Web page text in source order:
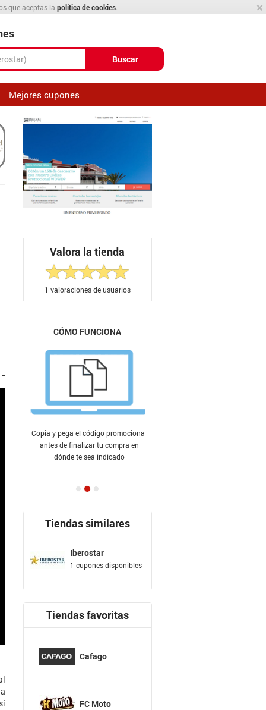
×
que aceptas la política de cookies
Buscar
Mejores cupones
Valora la tienda
1 valoraciones de usuarios
CÓMO FUNCIONA
Copia y pega el código promocional
antes de finalizar tu compra en
dónde te sea indicado
Tiendas similares
Iberostar
1 cupones disponibles
Tiendas favoritas
Cafago
FC Moto